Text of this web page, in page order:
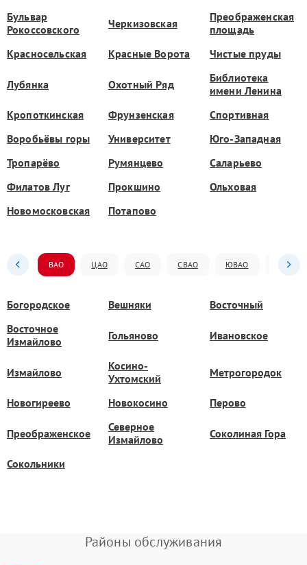
Бульвар
Рокоссовского
Черкизовская
Преображенская
площадь
Красносельская
Красные Ворота Чистые пруды
Лубянка Охотный Ряд
Библиотека
имени Ленина
Кропоткинская
Фрунзенская
Спортивная
Воробьёвы горы
Университет
Юго-Западная
Тропарёво
Румянцево
Саларьево
Филатов Луг
Прокшино
Ольховая
Новомосковская
Потапово
ВАО ЦАО САО СВАО ЮВАО ЮАО
Богородское Вешняки
Восточный
Восточное
Измайлово
Гольяново Ивановское
Измайлово
Косино-
Ухтомский
Метрогородок
Новогиреево Новокосино Перово
Преображенское
Северное
Измайлово
Соколиная Гора
Сокольники
Районы обслуживания